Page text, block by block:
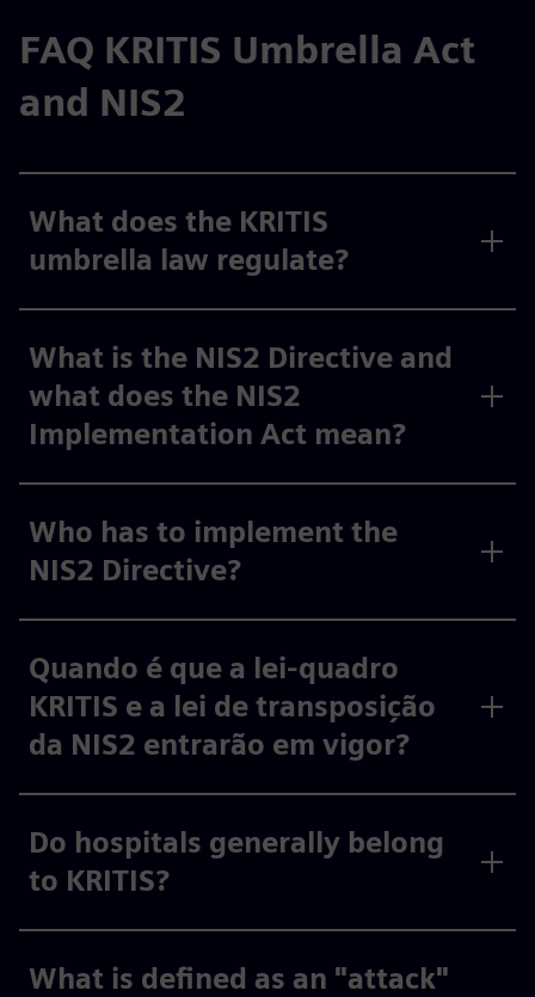
FAQ KRITIS Umbrella Act
and NIS2
What does the KRITIS
umbrella law regulate?
What is the NIS2 Directive and
what does the NIS2
Implementation Act mean?
Who has to implement the
NIS2 Directive?
Quando é que a lei-quadro
KRITIS e a lei de transposição
da NIS2 entrarão em vigor?
Do hospitals generally belong
to KRITIS?
What is defined as an "attack"